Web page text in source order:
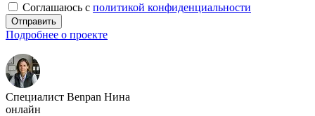
Соглашаюсь с политикой конфиденциальности
Отправить
Подробнее о проекте
Специалист Benpan Нина
онлайн